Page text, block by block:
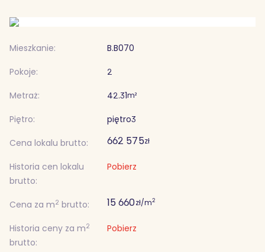
Mieszkanie:
B.B070
Pokoje:
2
Metraż:
42.31m²
Piętro: piętro3
Cena lokalu brutto:
662 575zł
Historia cen lokalu
brutto:
Pobierz
Cena za m2 brutto: 15 660zł/m2
Historia ceny za m2
brutto:
Pobierz